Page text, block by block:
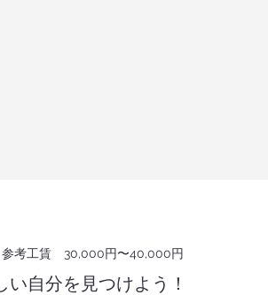
参考工賃 30,000円​〜40,000円
い自分を見つけよう！